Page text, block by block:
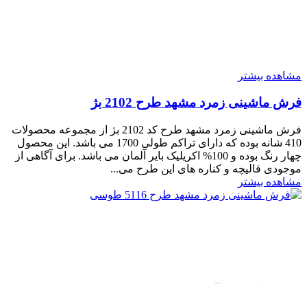
مشاهده بیشتر
فرش ماشینی زمرد مشهد طرح 2102 بژ
فرش ماشینی زمرد مشهد طرح کد 2102 بژ از مجموعه محصولات
410 شانه بوده که دارای تراکم طولی 1700 می باشد. این محصول
چهار رنگ بوده و 100% اکریلیک بایر آلمان می باشد. برای آگاهی از
موجودی قالیچه و کناره های این طرح می...
مشاهده بیشتر